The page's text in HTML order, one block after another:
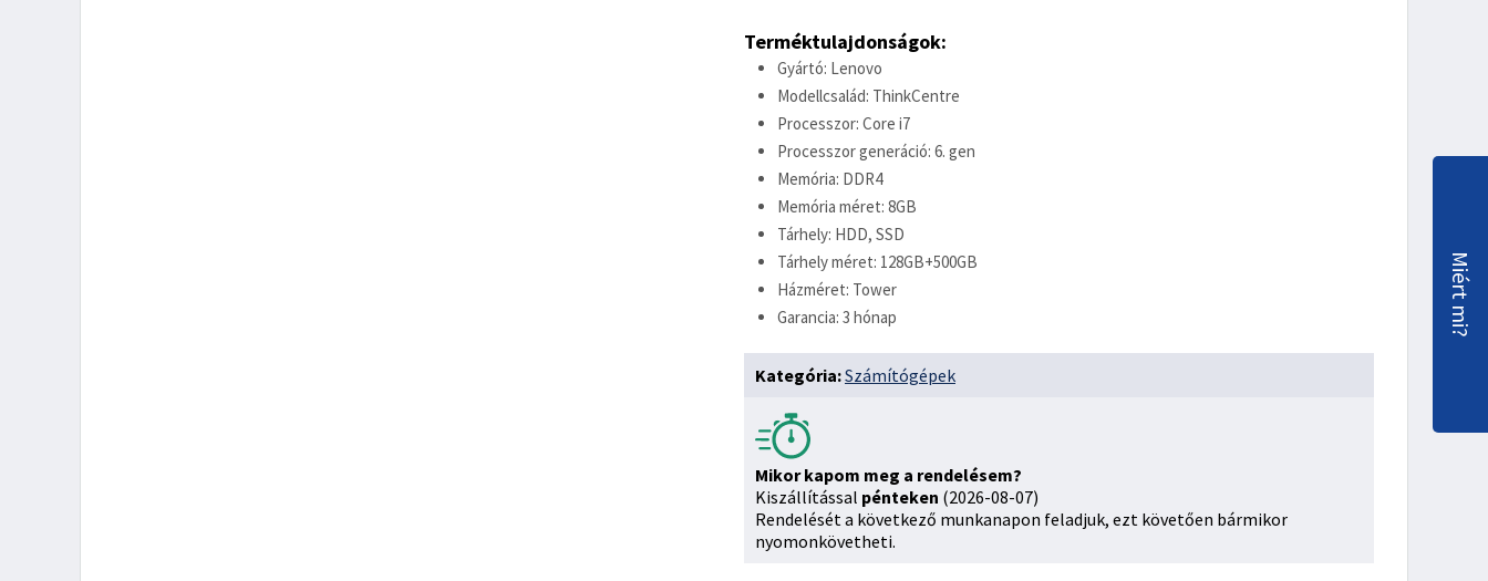
Terméktulajdonságok:
Gyártó: Lenovo
Modellcsalád: ThinkCentre
Processzor: Core i7
Processzor generáció: 6. gen
Memória: DDR4
Memória méret: 8GB
Tárhely: HDD, SSD
Tárhely méret: 128GB+500GB
Házméret: Tower
Garancia: 3 hónap
Kategória:Számítógépek
Mikor kapom meg a rendelésem?
Kiszállítással pénteken (2026-08-07)
Rendelését a következő munkanapon feladjuk, ezt követően bármikor
nyomonkövetheti.
Miért mi?